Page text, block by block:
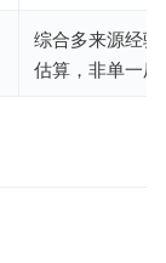
综合多来源经
估算，非单一